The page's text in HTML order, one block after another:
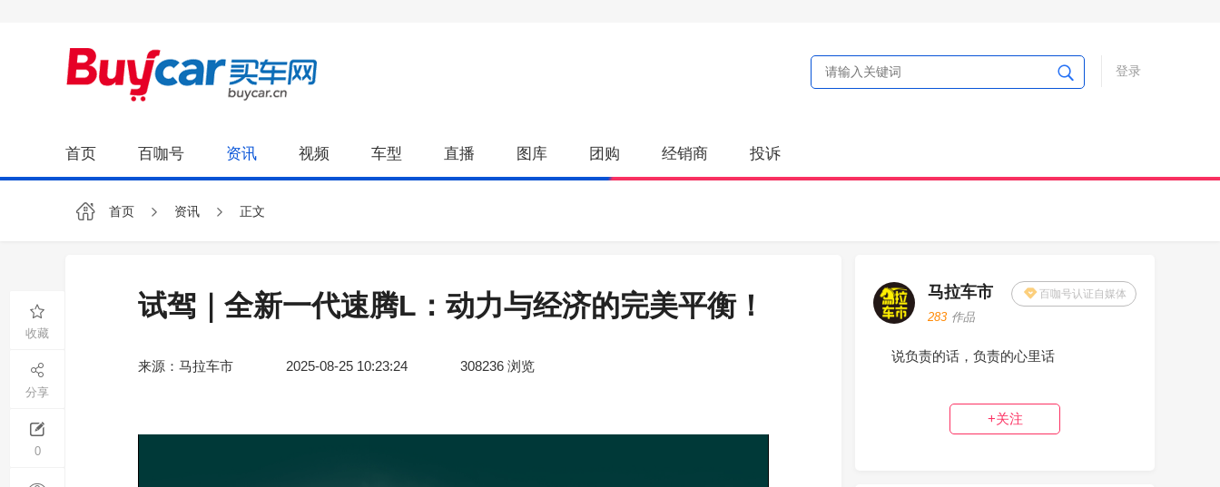
登录
首页 百咖号 资讯 视频 车型 直播 图库 团购 经销商 投诉
首页 资讯 正文
试驾｜全新一代速腾L：动力与经济的完美平衡！
来源：马拉车市 2025-08-25 10:23:24 308236 浏览
收藏
分享
0
马拉车市 百咖号认证自媒体
283 作品
说负责的话，负责的心里话
+关注